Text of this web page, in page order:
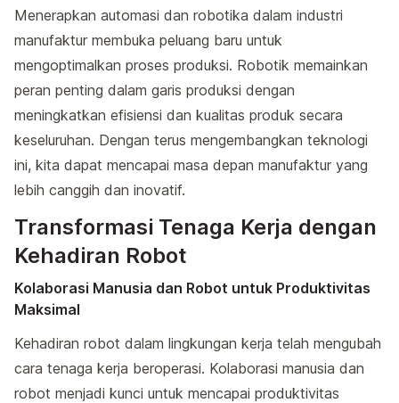
Menerapkan automasi dan robotika dalam industri
manufaktur membuka peluang baru untuk
mengoptimalkan proses produksi. Robotik memainkan
peran penting dalam garis produksi dengan
meningkatkan efisiensi dan kualitas produk secara
keseluruhan. Dengan terus mengembangkan teknologi
ini, kita dapat mencapai masa depan manufaktur yang
lebih canggih dan inovatif.
Transformasi Tenaga Kerja dengan
Kehadiran Robot
Kolaborasi Manusia dan Robot untuk Produktivitas
Maksimal
Kehadiran robot dalam lingkungan kerja telah mengubah
cara tenaga kerja beroperasi. Kolaborasi manusia dan
robot menjadi kunci untuk mencapai produktivitas